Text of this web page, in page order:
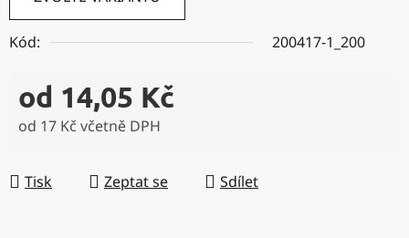
Kód: 200417-1_200
od 14,05 Kč
od 17 Kč včetně DPH
Tisk
Zeptat se Sdílet